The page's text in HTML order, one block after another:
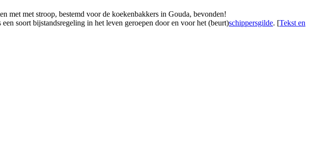
met met stroop, bestemd voor de koekenbakkers in Gouda, bevonden!
soort bijstandsregeling in het leven geroepen door en voor het (beurt)schippersgilde. [Tekst en